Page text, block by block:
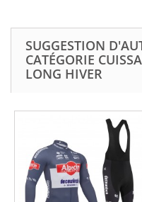
SUGGESTION
CATÉGORIE
LONG HIVER